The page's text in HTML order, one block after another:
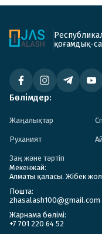
қоғамдық-
Бөлімдер:
Жаңалықтар
Руханият
Заң және тәртіп
Мекенжай:
Алматы қаласы. Жібек
Пошта:
zhasalash100@gmail.com
Жарнама бөлімі:
+7 701 220 64 52